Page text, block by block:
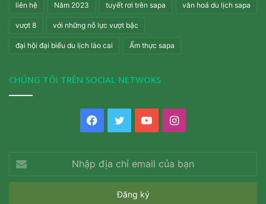
liên hệ Năm 2023 tuyết rơi trên sapa văn hoá du lịch sapa
vượt 8 với những nỗ lực vượt bậc
đại hội đại biểu du lịch lào cai Ẩm thực sapa
CHÚNG TÔI TRÊN SOCIAL NETWOKS
Facebook
TwitterYouTubeInstagram
địa
chỉ